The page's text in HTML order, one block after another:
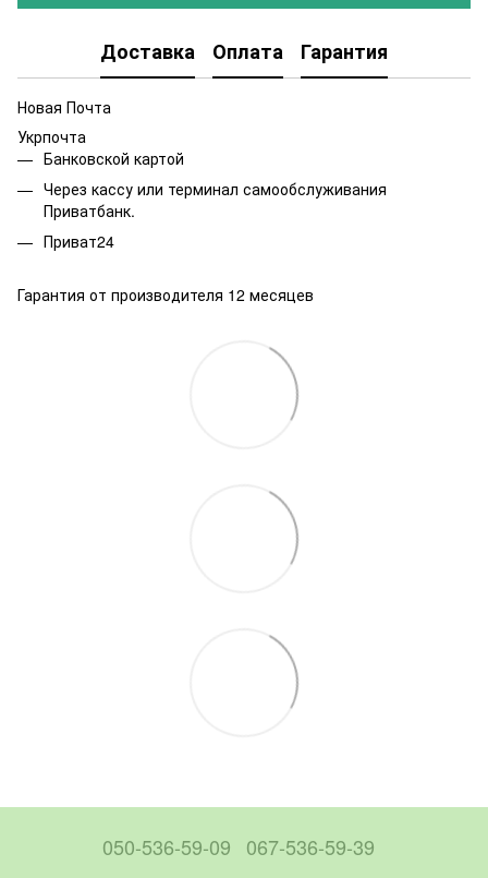
Доставка Оплата Гарантия
Новая Почта
Укрпочта
Банковской картой
Через кассу или терминал самообслуживания
Приватбанк.
Приват24
Гарантия от производителя 12 месяцев
050-536-59-09 067-536-59-39